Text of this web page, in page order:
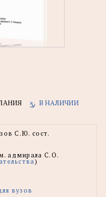
В НАЛИЧИИ
С.Ю. сост.
адмирала С.О.
)
вузов